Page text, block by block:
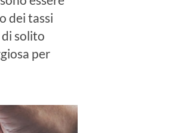
dei tassi
solito
per